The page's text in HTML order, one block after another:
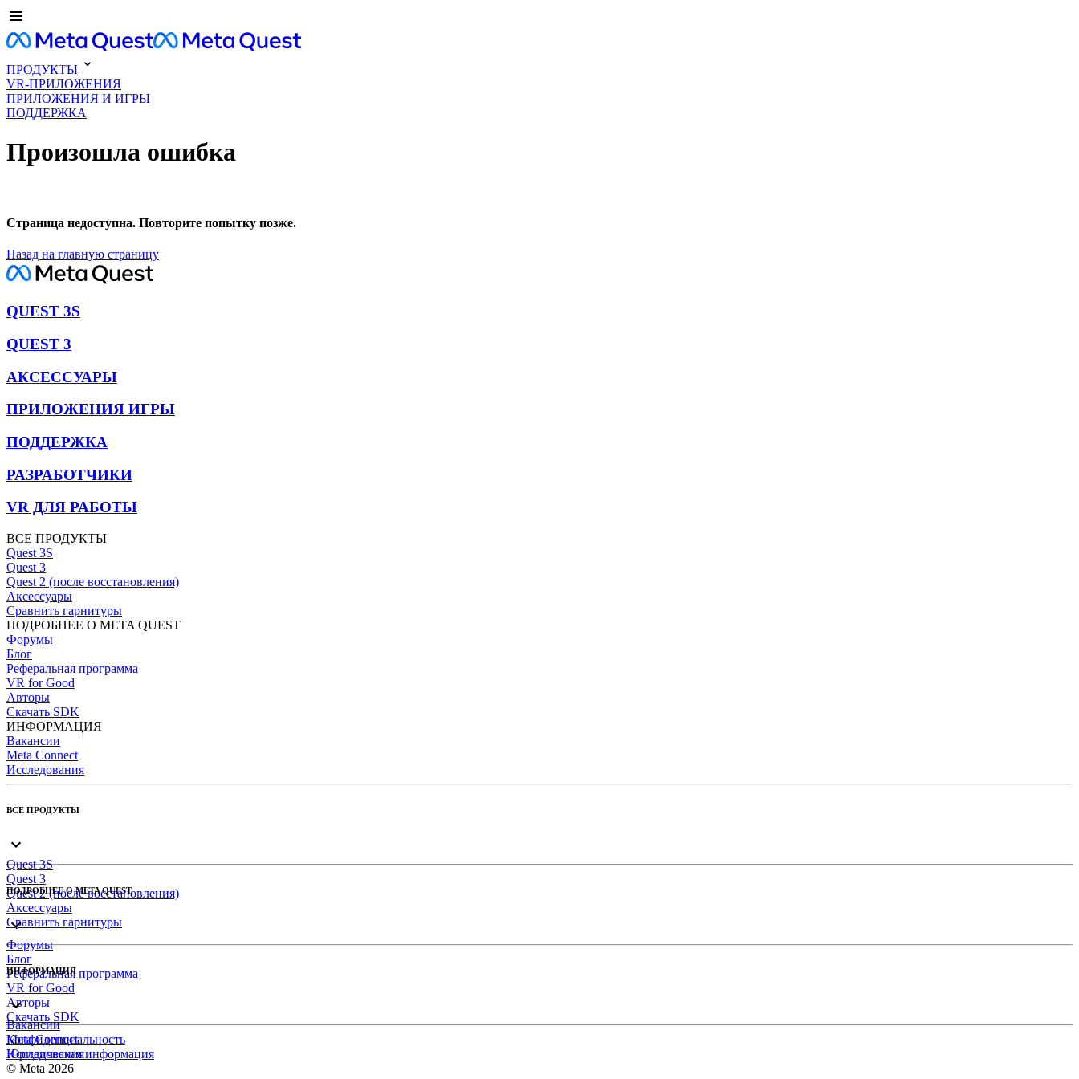
ПРОДУКТЫ
VR-ПРИЛОЖЕНИЯ
ПРИЛОЖЕНИЯ И ИГРЫ
ПОДДЕРЖКА
Произошла ошибка
Страница недоступна. Повторите попытку позже.
Назад на главную страницу
QUEST 3S
QUEST 3
АКСЕССУАРЫ
ПРИЛОЖЕНИЯ ИГРЫ
ПОДДЕРЖКА
РАЗРАБОТЧИКИ
VR ДЛЯ РАБОТЫ
ВСЕ ПРОДУКТЫ
Quest 3S
Quest 3
Quest 2 (после восстановления)
Аксессуары
Сравнить гарнитуры
ПОДРОБНЕЕ О META QUEST
Форумы
Блог
Реферальная программа
VR for Good
Авторы
Скачать SDK
ИНФОРМАЦИЯ
Вакансии
Meta Connect
Исследования
ВСЕ ПРОДУКТЫ
Quest 3S
Quest 3
Quest 2 (после восстановления)
Аксессуары
Сравнить гарнитуры
ПОДРОБНЕЕ О META QUEST
Форумы
Блог
Реферальная программа
VR for Good
Авторы
Скачать SDK
ИНФОРМАЦИЯ
Вакансии
Meta Connect
Исследования
Конфиденциальность
Юридическая информация
© Meta 2026